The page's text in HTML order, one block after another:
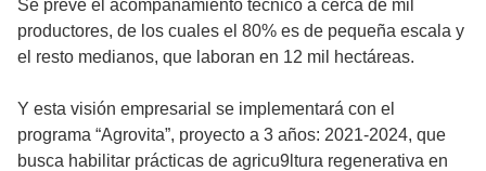
Se prevé el acompañamiento técnico a cerca de mil
productores, de los cuales el 80% es de pequeña escala y
el resto medianos, que laboran en 12 mil hectáreas.
Y esta visión empresarial se implementará con el
programa “Agrovita”, proyecto a 3 años: 2021-2024, que
busca habilitar prácticas de agricu9ltura regenerativa en